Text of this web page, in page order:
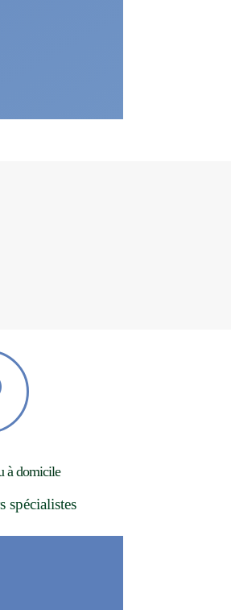
à domicile
spécialistes